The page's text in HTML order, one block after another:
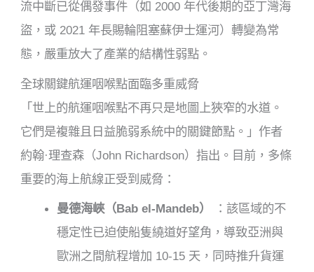
流中斷已從偶發事件（如 2000 年代後期的亞丁灣海
盜，或 2021 年長賜輪阻塞蘇伊士運河）轉變為常
態，嚴重放大了產業的結構性弱點。
全球關鍵航運咽喉點面臨多重威脅
「世上的航運咽喉點不再只是地圖上狹窄的水道。
它們是複雜且日益脆弱系統中的關鍵節點。」作者
約翰·理查森（John Richardson）指出。目前，多條
重要的海上航線正受到威脅：
曼德海峽（Bab el-Mandeb）
：該區域的不
穩定性已迫使船隻繞道好望角，導致亞洲與
歐洲之間航程增加 10-15 天，同時推升貨運